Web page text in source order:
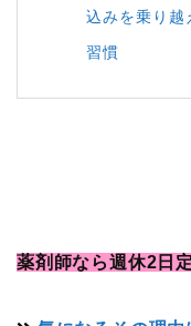
込みを乗り越
習慣
薬剤師なら週休2日